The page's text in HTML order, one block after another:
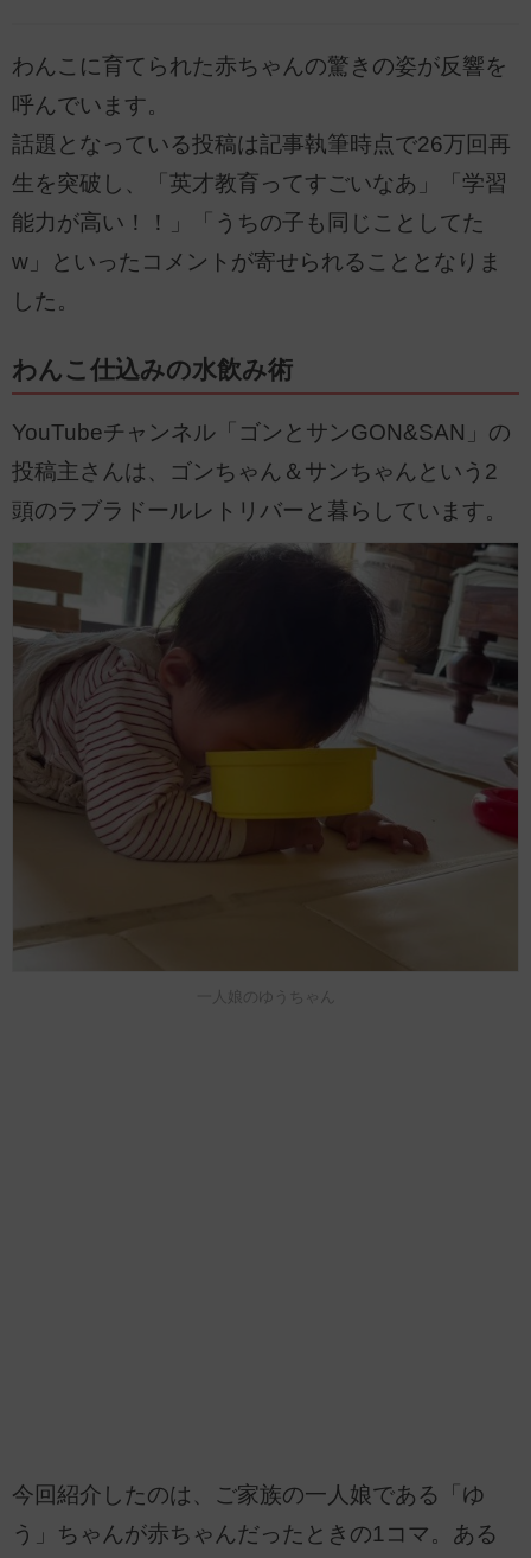
わんこに育てられた赤ちゃんの驚きの姿が反響を
呼んでいます。
話題となっている投稿は記事執筆時点で26万回再
生を突破し、「英才教育ってすごいなあ」「学習
能力が高い！！」「うちの子も同じことしてた
w」といったコメントが寄せられることとなりま
した。
わんこ仕込みの水飲み術
YouTubeチャンネル「ゴンとサンGON&SAN」の
投稿主さんは、ゴンちゃん＆サンちゃんという2
頭のラブラドールレトリバーと暮らしています。
一人娘のゆうちゃん
今回紹介したのは、ご家族の一人娘である「ゆ
う」ちゃんが赤ちゃんだったときの1コマ。ある